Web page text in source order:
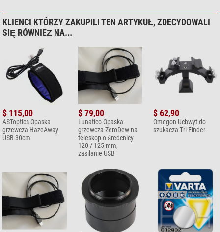
KLIENCI KTÓRZY ZAKUPILI TEN ARTYKUŁ, ZDECYDOWALI
SIĘ RÓWNIEŻ NA...
$ 115,00
ASToptics Opaska
grzewcza HazeAway
USB 30cm
$ 79,00
Lunatico Opaska
grzewcza ZeroDew na
teleskop o średcnicy
120 / 125 mm,
zasilanie USB
$ 62,90
Omegon Uchwyt do
szukacza Tri-Finder